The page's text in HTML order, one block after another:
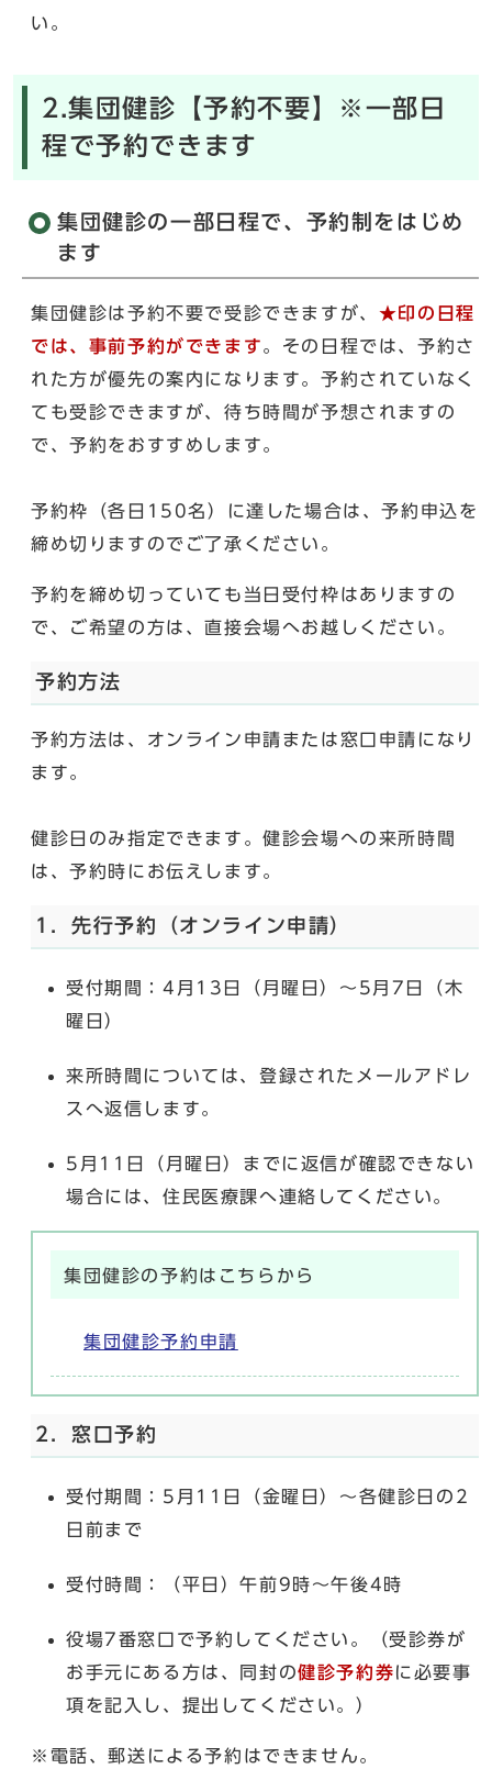
い。
2.集団健診【予約不要】※一部日
程で予約できます
集団健診の一部日程で、予約制をはじめ
ます
集団健診は予約不要で受診できますが、 ★印の日程
では、事前予約ができます。その日程では、予約さ
れた方が優先の案内になります。予約されていなく
ても受診できますが、待ち時間が予想されますの
で、予約をおすすめします。
予約枠（各日150名）に達した場合は、予約申込を
締め切りますのでご了承ください。
予約を締め切っていても当日受付枠はありますの
で、ご希望の方は、直接会場へお越しください。
予約方法
予約方法は、オンライン申請または窓口申請になり
ます。
健診日のみ指定できます。健診会場への来所時間
は、予約時にお伝えします。
1．先行予約（オンライン申請）
受付期間：4月13日（月曜日）～5月7日（木
曜日）
来所時間については、登録されたメールアドレ
スへ返信します。
5月11日（月曜日）までに返信が確認できない
場合には、住民医療課へ連絡してください。
集団健診の予約はこちらから
集団健診予約申請
2．窓口予約
受付期間：5月11日（金曜日）～各健診日の2
日前まで
受付時間：（平日）午前9時～午後4時
役場7番窓口で予約してください。（受診券が
お手元にある方は、同封の健診予約券に必要事
項を記入し、提出してください。）
※電話、郵送による予約はできません。